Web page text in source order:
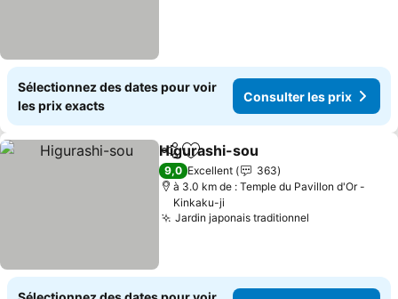
Sélectionnez des dates pour voir
les prix exacts
Consulter les prix
PartagerAjouter à mes favoris
Higurashi-sou
9,0 Excellent
363
à 3.0 km de : Temple du Pavillon d'Or -
Kinkaku-ji
Jardin japonais traditionnel